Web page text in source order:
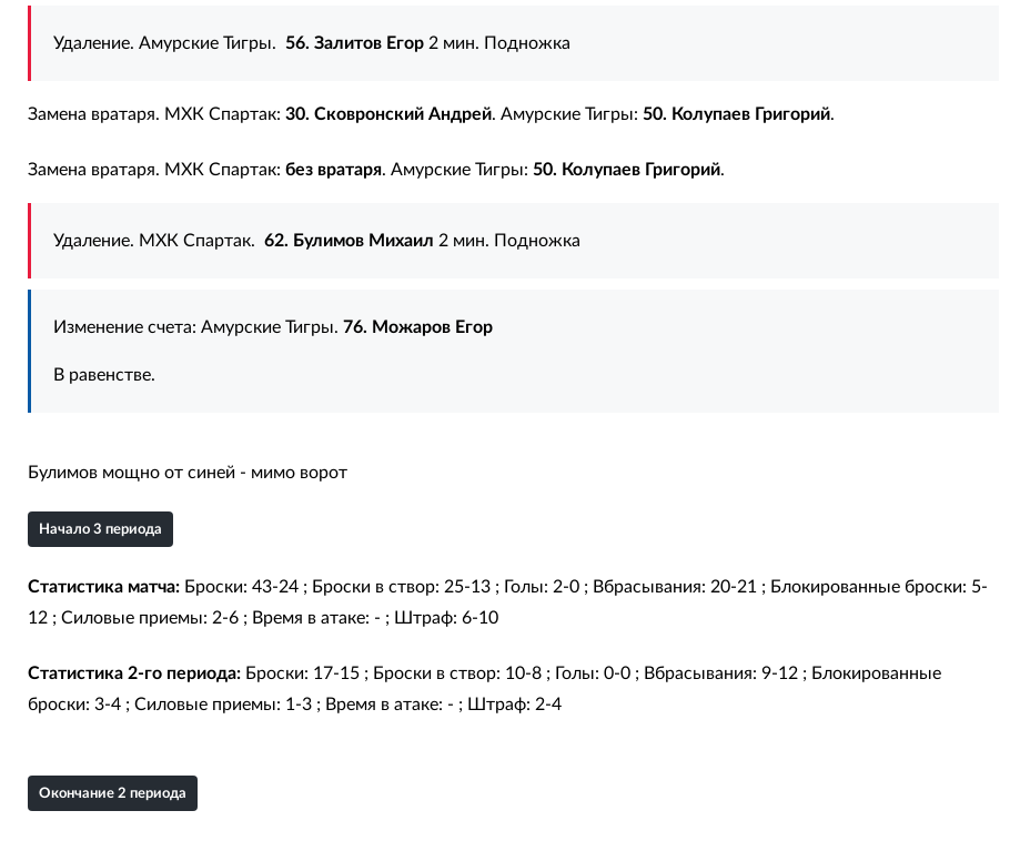
Удаление. Амурские Тигры. 56. Залитов Егор2 мин. Подножка
Замена вратаря. МХК Спартак: 30. Сковронский Андрей. Амурские Тигры: 50. Колупаев Григорий.
Замена вратаря. МХК Спартак: без вратаря. Амурские Тигры: 50. Колупаев Григорий.
Удаление. МХК Спартак. 62. Булимов Михаил 2 мин. Подножка
Изменение счета: Амурские Тигры. 76. Можаров Егор
В равенстве.
Булимов мощно от синей - мимо ворот
Начало 3 периода
Статистика матча:Броски: 43-24 ; Броски в створ: 25-13 ; Голы: 2-0 ; Вбрасывания: 20-21 ; Блокированные броски: 5-
12 ; Силовые приемы: 2-6 ; Время в атаке: - ; Штраф: 6-10
Статистика 2-го периода:Броски: 17-15 ; Броски в створ: 10-8 ; Голы: 0-0 ; Вбрасывания: 9-12 ; Блокированные
броски: 3-4 ; Силовые приемы: 1-3 ; Время в атаке: - ; Штраф: 2-4
Окончание 2 периода